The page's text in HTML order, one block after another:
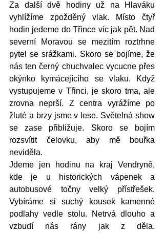
Za další dvě hodiny už na Hlaváku
vyhlížíme zpožděný vlak. Místo čtyř
hodin jedeme do Třince víc jak pět. Nad
severní Moravou se mezitím roztrhne
pytel se srážkami. Skoro se bojíme, že
nás ten černý chuchvalec vycucne přes
okýnko kymácejícího se vlaku. Když
vystupujeme v Třinci, je skoro tma, ale
zrovna neprší. Z centra vyrážíme po
žluté a brzy jsme v lese. Světelná show
se zase přibližuje. Skoro se bojím
rozsvítit čelovku, aby mě bouřka
neviděla.
Jdeme jen hodinu na kraj Vendryně,
kde je u historických vápenek a
autobusové točny velký přístřešek.
Vybíráme si suchý kousek kamenné
podlahy vedle stolu. Netrvá dlouho a
vzbudí nás rány jak z děla.